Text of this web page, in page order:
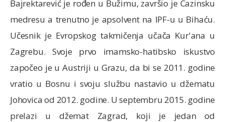
Bajrektarević je rođen u Bužimu, završio je Cazinsku
medresu a trenutno je apsolvent na IPF-u u Bihaću.
Učesnik je Evropskog takmičenja učača Kur'ana u
Zagrebu. Svoje prvo imamsko-hatibsko iskustvo
započeo je u Austriji u Grazu, da bi se 2011. godine
vratio u Bosnu i svoju službu nastavio u džematu
Johovica od 2012. godine. U septembru 2015. godine
prelazi u džemat Zagrad, koji je jedan od